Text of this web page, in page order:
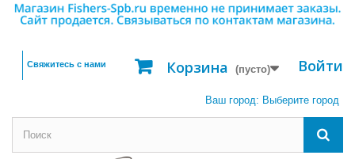
Войти
Корзина (пусто)
Свяжитесь с нами
Ваш город: Выберите город